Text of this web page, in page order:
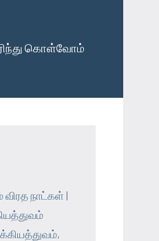
கொள்வோம்
நாட்கள் |